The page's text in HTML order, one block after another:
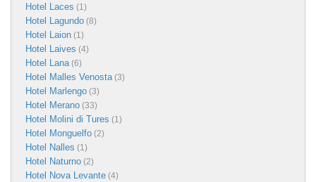
Hotel Laces (1)
Hotel Lagundo (8)
Hotel Laion (1)
Hotel Laives (4)
Hotel Lana(6)
Hotel Malles Venosta(3)
Hotel Marlengo (3)
Hotel Merano (33)
Hotel Molini di Tures (1)
Hotel Monguelfo (2)
Hotel Nalles (1)
Hotel Naturno (2)
Hotel Nova Levante (4)